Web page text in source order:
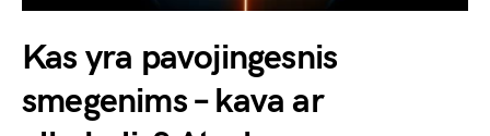
Kas yra pavojingesnis
smegenims – kava ar